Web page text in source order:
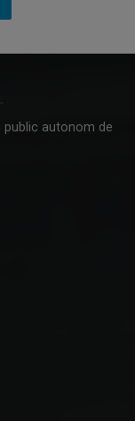
...
public autonom de